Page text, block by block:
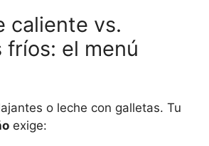
caliente vs.
fríos: el menú
o leche con galletas. Tu
exige: